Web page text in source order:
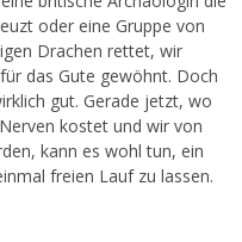
oder eine Gruppe von
Drachen rettet, wir
das Gute gewöhnt. Doch
gut. Gerade jetzt, wo
kostet und wir von
kann es wohl tun, ein
freien Lauf zu lassen.